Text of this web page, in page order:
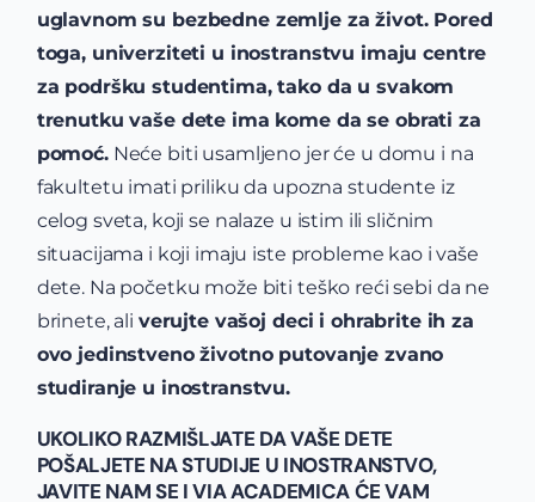
uglavnom su bezbedne zemlje za život. Pored
toga, univerziteti u inostranstvu imaju centre
za podršku studentima, tako da u svakom
trenutku vaše dete ima kome da se obrati za
pomoć.Neće biti usamljeno jer će u domu i na
fakultetu imati priliku da upozna studente iz
celog sveta, koji se nalaze u istim ili sličnim
situacijama i koji imaju iste probleme kao i vaše
dete. Na početku može biti teško reći sebi da ne
brinete, ali verujte vašoj deci i ohrabrite ih za
ovo jedinstveno životno putovanje zvano
studiranje u inostranstvu.
UKOLIKO RAZMIŠLJATE DA VAŠE DETE
POŠALJETE NA STUDIJE U INOSTRANSTVO,
JAVITE NAM SE I VIA ACADEMICA ĆE VAM